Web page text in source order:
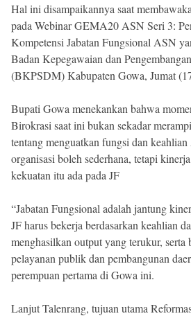
Hal ini disampaikannya saat
pada Webinar GEMA20 ASN Seri 3:
Kompetensi Jabatan Fungsional ASN
Badan Kepegawaian dan
(BKPSDM) Kabupaten Gowa, Jumat
Bupati Gowa menekankan bahwa
Birokrasi saat ini bukan sekadar
tentang menguatkan fungsi dan
organisasi boleh sederhana, tetapi
kekuatan itu ada pada JF
“Jabatan Fungsional adalah jantung
JF harus bekerja berdasarkan keahlian
menghasilkan output yang terukur, serta
pelayanan publik dan pembangunan
perempuan pertama di Gowa ini.
Lanjut Talenrang, tujuan utama